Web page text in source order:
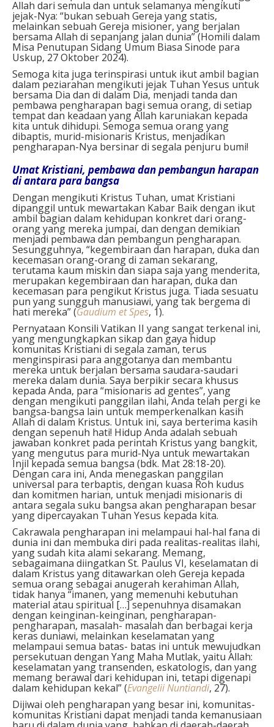
Allah dari semula dan untuk selamanya mengikuti
jejak-Nya: “bukan sebuah Gereja yang statis,
melainkan sebuah Gereja misioner, yang berjalan
bersama Allah di sepanjang jalan dunia” (Homili dalam
Misa Penutupan Sidang Umum Biasa Sinode para
Uskup, 27 Oktober 2024).
Semoga kita juga terinspirasi untuk ikut ambil bagian
dalam peziarahan mengikuti jejak Tuhan Yesus untuk
bersama Dia dan di dalam Dia, menjadi tanda dan
pembawa pengharapan bagi semua orang, di setiap
tempat dan keadaan yang Allah karuniakan kepada
kita untuk dihidupi. Semoga semua orang yang
dibaptis, murid-misionaris Kristus, menjadikan
pengharapan-Nya bersinar di segala penjuru bumi!
Umat Kristiani, pembawa dan pembangun harapan
di antara para bangsa
Dengan mengikuti Kristus Tuhan, umat Kristiani
dipanggil untuk mewartakan Kabar Baik dengan ikut
ambil bagian dalam kehidupan konkret dari orang-
orang yang mereka jumpai, dan dengan demikian
menjadi pembawa dan pembangun pengharapan.
Sesungguhnya, “kegembiraan dan harapan, duka dan
kecemasan orang-orang di zaman sekarang,
terutama kaum miskin dan siapa saja yang menderita,
merupakan kegembiraan dan harapan, duka dan
kecemasan para pengikut Kristus juga. Tiada sesuatu
pun yang sungguh manusiawi, yang tak bergema di
hati mereka” (Gaudium et Spes, 1).
Pernyataan Konsili Vatikan II yang sangat terkenal ini,
yang mengungkapkan sikap dan gaya hidup
komunitas Kristiani di segala zaman, terus
menginspirasi para anggotanya dan membantu
mereka untuk berjalan bersama saudara-saudari
mereka dalam dunia. Saya berpikir secara khusus
kepada Anda, para “misionaris ad gentes”, yang
dengan mengikuti panggilan ilahi, Anda telah pergi ke
bangsa-bangsa lain untuk memperkenalkan kasih
Allah di dalam Kristus. Untuk ini, saya berterima kasih
dengan sepenuh hati! Hidup Anda adalah sebuah
jawaban konkret pada perintah Kristus yang bangkit,
yang mengutus para murid-Nya untuk mewartakan
Injil kepada semua bangsa (bdk. Mat 28:18-20).
Dengan cara ini, Anda menegaskan panggilan
universal para terbaptis, dengan kuasa Roh kudus
dan komitmen harian, untuk menjadi misionaris di
antara segala suku bangsa akan pengharapan besar
yang dipercayakan Tuhan Yesus kepada kita.
Cakrawala pengharapan ini melampaui hal-hal fana di
dunia ini dan membuka diri pada realitas-realitas ilahi,
yang sudah kita alami sekarang. Memang,
sebagaimana diingatkan St. Paulus VI, keselamatan di
dalam Kristus yang ditawarkan oleh Gereja kepada
semua orang sebagai anugerah kerahiman Allah,
tidak hanya “imanen, yang memenuhi kebutuhan
material atau spiritual […] sepenuhnya disamakan
dengan keinginan-keinginan, pengharapan-
pengharapan, masalah- masalah dan berbagai kerja
keras duniawi, melainkan keselamatan yang
melampaui semua batas- batas ini untuk mewujudkan
persekutuan dengan Yang Maha Mutlak, yaitu Allah:
keselamatan yang transenden, eskatologis, dan yang
memang berawal dari kehidupan ini, tetapi digenapi
dalam kehidupan kekal” (Evangelii Nuntiandi, 27).
Dijiwai oleh pengharapan yang besar ini, komunitas-
komunitas Kristiani dapat menjadi tanda kemanusiaan